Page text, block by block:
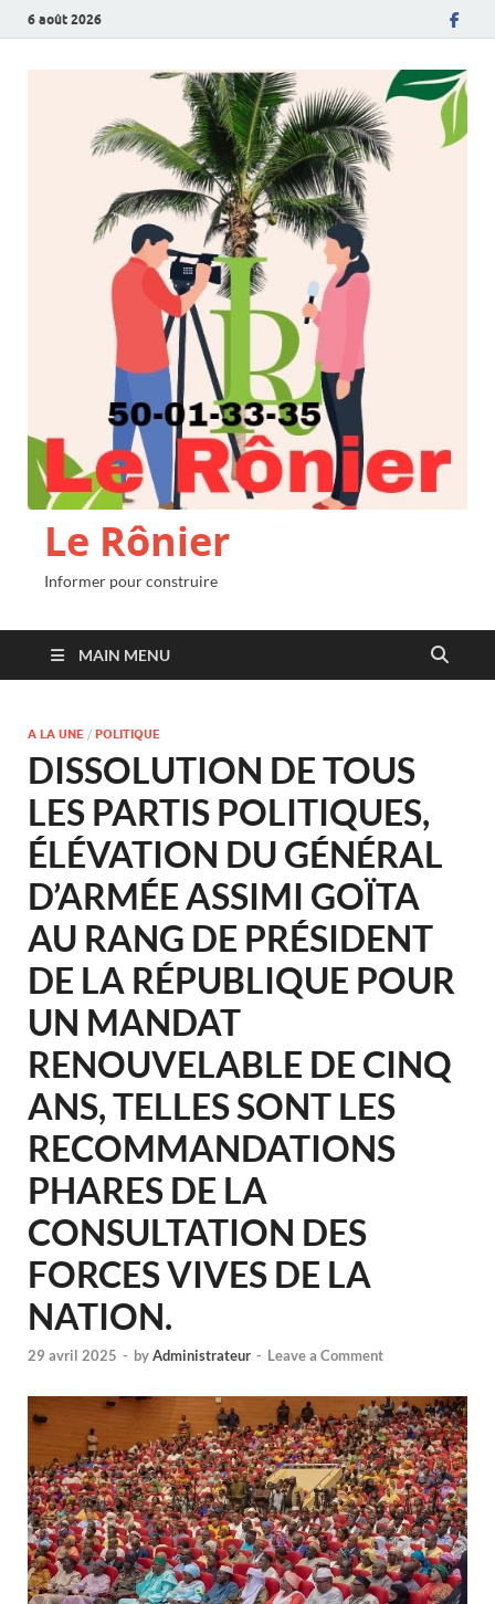
6 août 2026
Le Rônier
Informer pour construire
MAIN MENU
A LA UNE / POLITIQUE
DISSOLUTION DE TOUS
LES PARTIS POLITIQUES,
ÉLÉVATION DU GÉNÉRAL
D’ARMÉE ASSIMI GOÏTA
AU RANG DE PRÉSIDENT
DE LA RÉPUBLIQUE POUR
UN MANDAT
RENOUVELABLE DE CINQ
ANS, TELLES SONT LES
RECOMMANDATIONS
PHARES DE LA
CONSULTATION DES
FORCES VIVES DE LA
NATION.
29 avril 2025 - byAdministrateur - Leave a Comment